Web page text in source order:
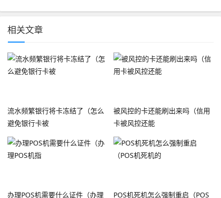
相关文章
流水频繁银行将卡冻结了（怎么
避免银行卡被
被风控的卡还能刷出来吗（信用
卡被风控还能
办理POS机需要什么证件（办理
POS机死机怎么强制重启（POS